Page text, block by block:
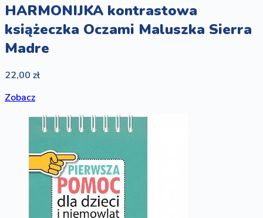
HARMONIJKA kontrastowa
książeczka Oczami Maluszka Sierra
Madre
22,00 zł
Zobacz